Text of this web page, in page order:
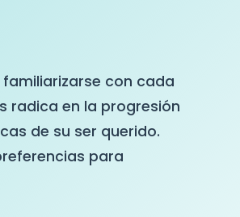
con cada
radica en la progresión
de su ser querido.
para